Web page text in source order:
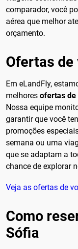
comparador, você
aérea que melhor
orçamento.
Ofertas
Em eLandFly,
melhores ofertas de
Nossa equipe
garantir que você
promoções
semana ou uma
que se adaptam a
chance de explorar
Veja as ofertas de
Como
Sófia